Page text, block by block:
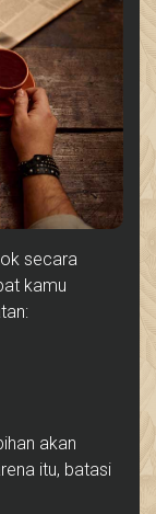
secara
kamu
akan
itu, batasi